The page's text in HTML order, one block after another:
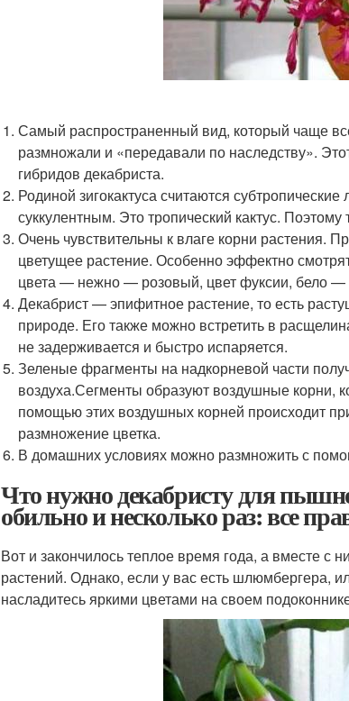
Самый распространенный вид, который чаще
размножали и «передавали по наследству».
гибридов декабриста.
Родиной зигокактуса считаются
суккулентным. Это тропический кактус.
Очень чувствительны к влаге корни растения.
цветущее растение. Особенно эффектно
цвета — нежно — розовый, цвет фуксии, бело —
Декабрист — эпифитное растение, то есть
природе. Его также можно встретить в
не задерживается и быстро испаряется.
Зеленые фрагменты на надкорневой части
воздуха.Сегменты образуют воздушные корни,
помощью этих воздушных корней происходит
размножение цветка.
В домашних условиях можно размножить с
Что нужно декабристу для
обильно и несколько раз: все
Вот и закончилось теплое время года, а вместе с
растений. Однако, если у вас есть шлюмбергера,
насладитесь яркими цветами на своем